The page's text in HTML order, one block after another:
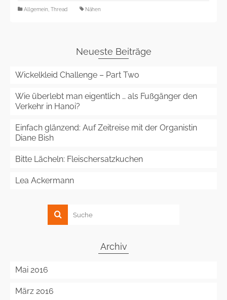
Allgemein, Thread Nähen
Neueste Beiträge
Wickelkleid Challenge – Part Two
Wie überlebt man eigentlich … als Fußgänger den
Verkehr in Hanoi?
Einfach glänzend: Auf Zeitreise mit der Organistin
Diane Bish
Bitte Lächeln: Fleischersatzkuchen
Lea Ackermann
Archiv
Mai 2016
März 2016